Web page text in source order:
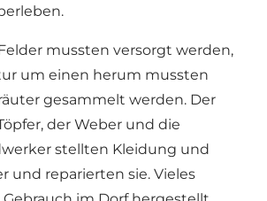
mussten versorgt werden,
um einen herum mussten
gesammelt werden. Der
der Weber und die
stellten Kleidung und
und reparierten sie. Vieles